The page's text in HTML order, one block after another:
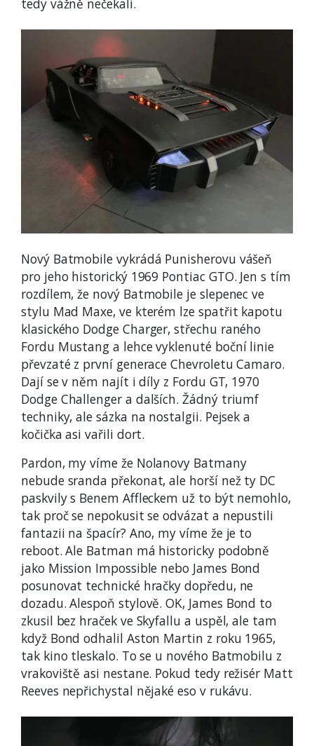
Nový Batmobile vykrádá Punisherovu vášeň
pro jeho historický 1969 Pontiac GTO. Jen s tím
rozdílem, že nový Batmobile je slepenec ve
stylu Mad Maxe, ve kterém lze spatřit kapotu
klasického Dodge Charger, střechu raného
Fordu Mustang a lehce vyklenuté boční linie
převzaté z první generace Chevroletu Camaro.
Dají se v něm najít i díly z Fordu GT, 1970
Dodge Challenger a dalších. Žádný triumf
techniky, ale sázka na nostalgii. Pejsek a
kočička asi vařili dort.
Pardon, my víme že Nolanovy Batmany
nebude sranda překonat, ale horší než ty DC
paskvily s Benem Affleckem už to být nemohlo,
tak proč se nepokusit se odvázat a nepustili
fantazii na špacír? Ano, my víme že je to
reboot. Ale Batman má historicky podobně
jako Mission Impossible nebo James Bond
posunovat technické hračky dopředu, ne
dozadu. Alespoň stylově. OK, James Bond to
zkusil bez hraček ve Skyfallu a uspěl, ale tam
když Bond odhalil Aston Martin z roku 1965,
tak kino tleskalo. To se u nového Batmobilu z
vrakoviště asi nestane. Pokud tedy režisér Matt
Reeves nepřichystal nějaké eso v rukávu.